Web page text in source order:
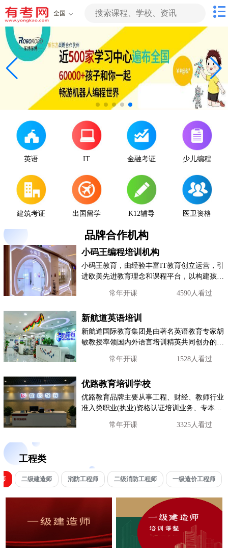
全国
英语 IT 金融考证 少儿编程
建筑考证 出国留学 K12辅导 医卫资格
品牌合作机构
小码王编程培训机构
小码王教育，由经验丰富IT教育创立运营，引
进欧美先进教育理念和课程平台，以构建孩子
卓越的青少
常年开课 4590人看过
新航道英语培训
新航道国际教育集团是由著名英语教育专家胡
敏教授率领国内外语言培训精英共同创办的国
常年开课 1528人看过
优路教育培训学校
优路教育品牌主要从事工程、财经、教师行业
准入类职业(执业)资格认证培训业务、专本科
格考前培训
常年开课 3325人看过
工程类
二级建造师 消防工程师 二级消防工程师 一级造价工程师